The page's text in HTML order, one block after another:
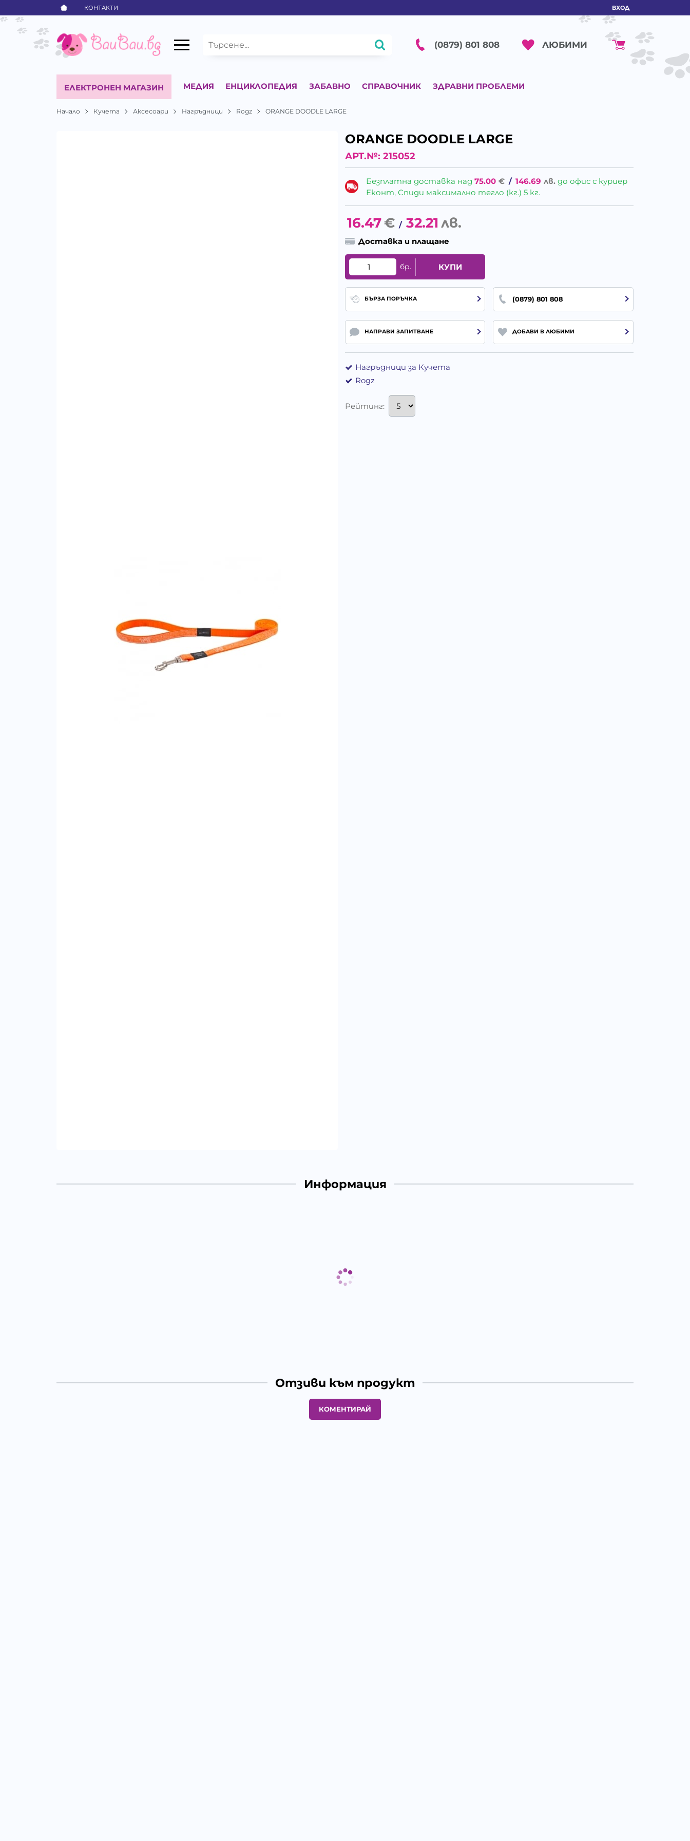
КОНТАКТИ ВХОД
(0879) 801 808 ЛЮБИМИ
ЕЛЕКТРОНЕН МАГАЗИН МЕДИЯ ЕНЦИКЛОПЕДИЯ ЗАБАВНО СПРАВОЧНИК ЗДРАВНИ ПРОБЛЕМИ
Начало Кучета Аксесоари Нагръдници Rogz ORANGE DOODLE LARGE
ORANGE DOODLE LARGE
АРТ.№: 215052
Безплатна доставка над75.00 € / 146.69 лв. до офис с куриер
Еконт, Спиди максимално тегло (кг.) 5 кг.
16.47€ / 32.21лв.
Доставка и плащане
бр. КУПИ
БЪРЗА ПОРЪЧКА (0879) 801 808
НАПРАВИ ЗАПИТВАНЕ ДОБАВИ В ЛЮБИМИ
Нагръдници за Кучета
Rogz
Рейтинг:
Информация
Отзиви към продукт
КОМЕНТИРАЙ